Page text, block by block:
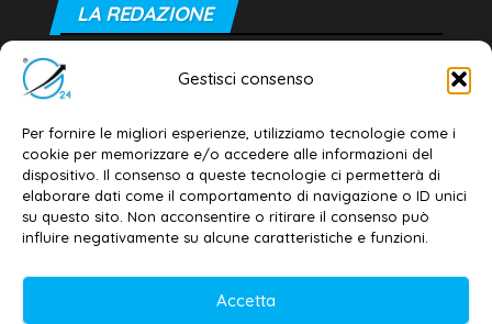
Gestisci consenso
Per fornire le migliori esperienze, utilizziamo tecnologie come i
cookie per memorizzare e/o accedere alle informazioni del
dispositivo. Il consenso a queste tecnologie ci permetterà di
elaborare dati come il comportamento di navigazione o ID unici
su questo sito. Non acconsentire o ritirare il consenso può
influire negativamente su alcune caratteristiche e funzioni.
Accetta
LA REDAZIONE
Editore e direttore responsabile:
Dott. Daniele G. Masciullo
Email: redazione@galatina24.it
Contatti –Disclaimer
Privacy policy –Cookie policy
© 2020-2026 | Galatina24 ®